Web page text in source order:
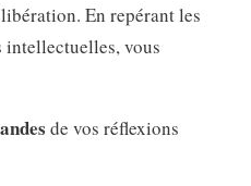
En repérant les
vous
de vos réflexions